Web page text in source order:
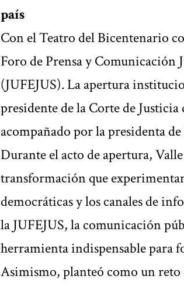
país
Con el Teatro del Bicentenario
Foro de Prensa y Comunicación
(JUFEJUS). La apertura
presidente de la Corte de
acompañado por la presidenta
Durante el acto de apertura,
transformación que
democráticas y los canales de
la JUFEJUS, la comunicación
herramienta indispensable para
Asimismo, planteó como un reto